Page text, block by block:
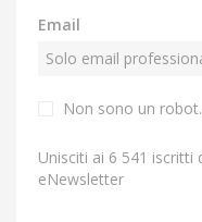
Email
Non sono un robot.
Unisciti ai 6 541 iscritti
eNewsletter